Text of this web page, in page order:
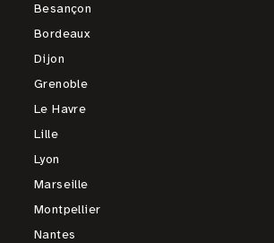
Besançon
Bordeaux
Dijon
Grenoble
Le Havre
Lille
Lyon
Marseille
Montpellier
Nantes